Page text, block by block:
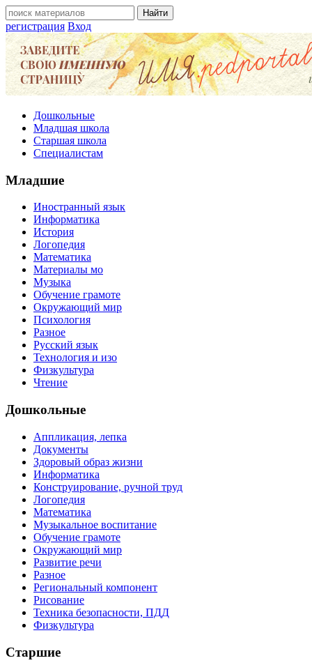
регистрация Вход
Дошкольные
Младшая школа
Старшая школа
Специалистам
Младшие
Иностранный язык
Информатика
История
Логопедия
Математика
Материалы мо
Музыка
Обучение грамоте
Окружающий мир
Психология
Разное
Русский язык
Технология и изо
Физкультура
Чтение
Дошкольные
Аппликация, лепка
Документы
Здоровый образ жизни
Информатика
Конструирование, ручной труд
Логопедия
Математика
Музыкальное воспитание
Обучение грамоте
Окружающий мир
Развитие речи
Разное
Региональный компонент
Рисование
Техника безопасности, ПДД
Физкультура
Старшие